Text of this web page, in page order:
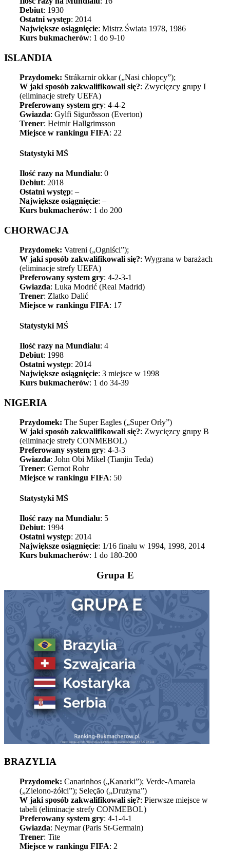
Debiut: 1930
Ostatni występ: 2014
Największe osiągnięcie: Mistrz Świata 1978, 1986
Kurs bukmacherów: 1 do 9-10
ISLANDIA
Przydomek: Strákarnir okkar („Nasi chłopcy”);
W jaki sposób zakwalifikowali się?: Zwycięzcy grupy I
(eliminacje strefy UEFA)
Preferowany system gry: 4-4-2
Gwiazda: Gylfi Sigurðsson (Everton)
Trener: Heimir Hallgrimsson
Miejsce w rankingu FIFA: 22
Statystyki MŚ
Ilość razy na Mundialu: 0
Debiut: 2018
Ostatni występ: –
Największe osiągnięcie: –
Kurs bukmacherów: 1 do 200
CHORWACJA
Przydomek: Vatreni („Ogniści”);
W jaki sposób zakwalifikowali się?: Wygrana w barażach
(eliminacje strefy UEFA)
Preferowany system gry: 4-2-3-1
Gwiazda: Luka Modrić (Real Madrid)
Trener: Zlatko Dalić
Miejsce w rankingu FIFA: 17
Statystyki MŚ
Ilość razy na Mundialu: 4
Debiut: 1998
Ostatni występ: 2014
Największe osiągnięcie: 3 miejsce w 1998
Kurs bukmacherów: 1 do 34-39
NIGERIA
Przydomek: The Super Eagles („Super Orły”)
W jaki sposób zakwalifikowali się?: Zwycięzcy grupy B
(eliminacje strefy CONMEBOL)
Preferowany system gry: 4-3-3
Gwiazda: John Obi Mikel (Tianjin Teda)
Trener: Gernot Rohr
Miejsce w rankingu FIFA: 50
Statystyki MŚ
Ilość razy na Mundialu: 5
Debiut: 1994
Ostatni występ: 2014
Największe osiągnięcie: 1/16 finału w 1994, 1998, 2014
Kurs bukmacherów: 1 do 180-200
Grupa E
BRAZYLIA
Przydomek: Canarinhos („Kanarki”); Verde-Amarela
(„Zielono-żółci”); Seleção („Drużyna”)
W jaki sposób zakwalifikowali się?: Pierwsze miejsce w
tabeli (eliminacje strefy CONMEBOL)
Preferowany system gry: 4-1-4-1
Gwiazda: Neymar (Paris St-Germain)
Trener: Tite
Miejsce w rankingu FIFA: 2